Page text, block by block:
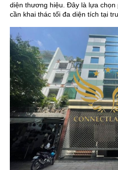
diện thương hiệu. Đây là lựa
cần khai thác tối đa diện tích tại